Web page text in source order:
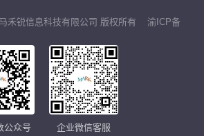
禾锐信息科技有限公司 版权所有
渝ICP备
公众号 企业微信客服